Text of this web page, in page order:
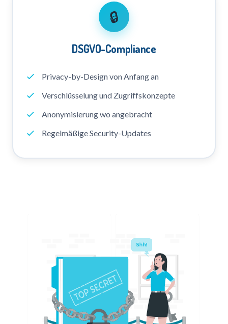
🔒
DSGVO-Compliance
Privacy-by-Design von Anfang an
Verschlüsselung und Zugriffskonzepte
Anonymisierung wo angebracht
Regelmäßige Security-Updates